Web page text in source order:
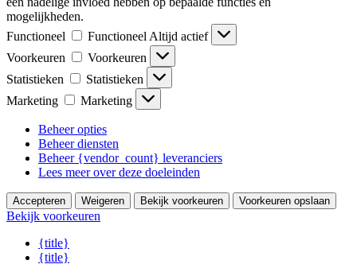
mogelijkheden.
Functioneel
Functioneel Altijd actief
Voorkeuren
Voorkeuren
Statistieken
Statistieken
Marketing
Marketing
Beheer opties
Beheer diensten
Beheer {vendor_count} leveranciers
Lees meer over deze doeleinden
Accepteren Weigeren Bekijk voorkeuren Voorkeuren opslaan
Bekijk voorkeuren
{title}
{title}